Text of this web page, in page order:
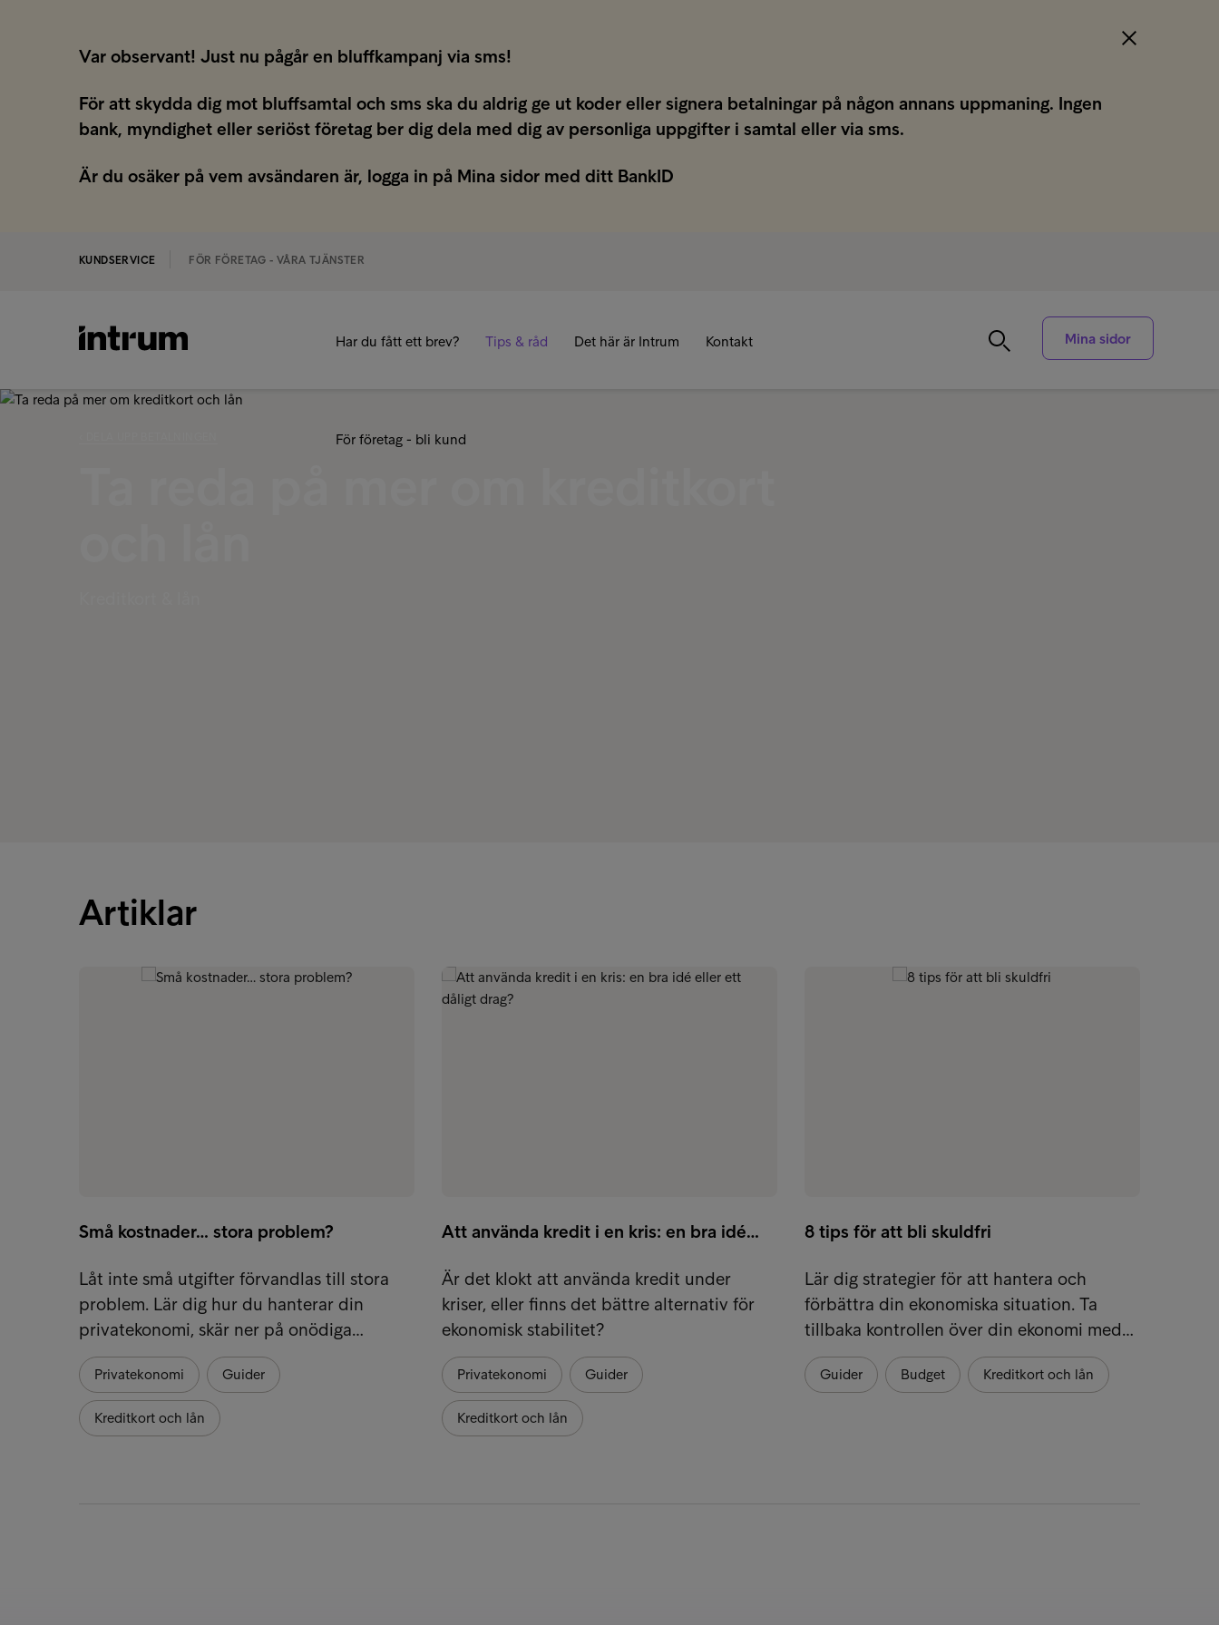
Var observant! Just nu pågår en bluffkampanj via sms!
För att skydda dig mot bluffsamtal och sms ska du aldrig ge ut koder eller signera betalningar på någon annans uppmaning. Ingen
bank, myndighet eller seriöst företag ber dig dela med dig av personliga uppgifter i samtal eller via sms.
Är du osäker på vem avsändaren är, logga in på Mina sidor med ditt BankID
KUNDSERVICE FÖR FÖRETAG - VÅRA TJÄNSTER
Har du fått ett brev? Tips & råd Det här är Intrum Kontakt
För företag - bli kund
Mina sidor
Artiklar
Små kostnader… stora problem?
Låt inte små utgifter förvandlas till stora
problem. Lär dig hur du hanterar din
privatekonomi, skär ner på onödiga…
Privatekonomi Guider
Kreditkort och lån
Att använda kredit i en kris: en bra idé…
Är det klokt att använda kredit under
kriser, eller finns det bättre alternativ för
ekonomisk stabilitet?
Privatekonomi Guider
Kreditkort och lån
8 tips för att bli skuldfri
Lär dig strategier för att hantera och
förbättra din ekonomiska situation. Ta
tillbaka kontrollen över din ekonomi med…
Guider Budget Kreditkort och lån